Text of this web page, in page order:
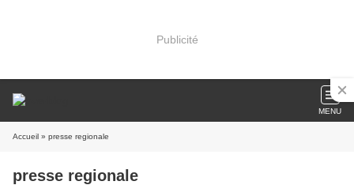
Publicité
MENU
Accueil » presse regionale
presse regionale